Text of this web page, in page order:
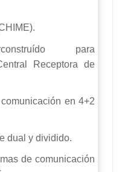
para
Receptora de
en 4+2
dual y dividido.
de comunicación